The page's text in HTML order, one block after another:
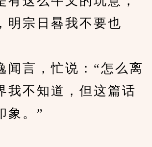
明宗日晷我不要也
言，忙说：“怎么离
我不知道，但这篇话
象。”